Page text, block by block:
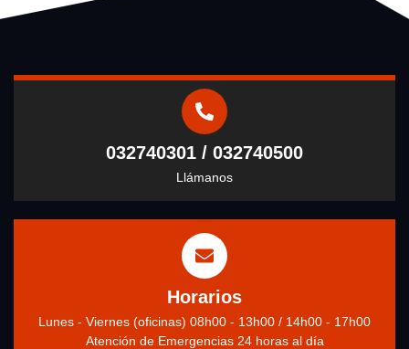
032740301 / 032740500
Llámanos
Horarios
Lunes - Viernes (oficinas) 08h00 - 13h00 / 14h00 - 17h00
Atención de Emergencias 24 horas al día